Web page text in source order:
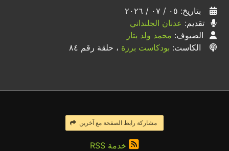
بتاريخ: ٠٥ / ٠٧ / ٢٠٢٦
تقديم: عدنان الجلنداني
الضيوف: محمد ولد بتار
الكاست: بودكاست برزة ، حلقة رقم ٨٤
مشاركة رابط الصفحة مع آخرين
خدمة RSS